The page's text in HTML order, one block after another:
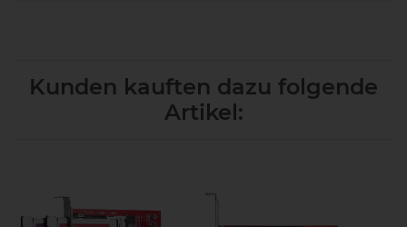
Kunden kauften dazu folgende
Artikel: